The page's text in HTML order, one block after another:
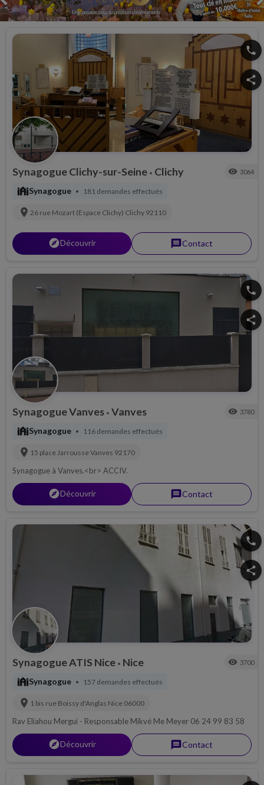
phone
share
Synagogue Clichy-sur-Seine • Clichy visibility 3064
synagogueSynagogue • 181 demandes effectués
location_on 26 rue Mozart (Espace Clichy) Clichy 92110
explorerDécouvrir messageContact
phone
share
Synagogue Vanves • Vanves visibility 3780
synagogueSynagogue • 116 demandes effectués
location_on 15 place JarrousseVanves 92170
Synagogue à Vanves.<br> ACCIV.
explorerDécouvrir messageContact
phone
share
Synagogue ATIS Nice • Nice visibility 3700
synagogueSynagogue • 157 demandes effectués
location_on 1 bis rue Boissy d'Anglas Nice 06000
Rav Eliahou Mergui - Responsable Mikvé Me Meyer 06 24 99 83 58
explorerDécouvrir messageContact